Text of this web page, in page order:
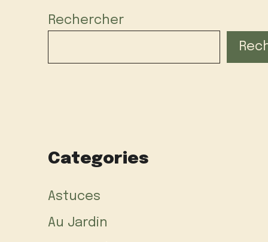
Rechercher
Categories
Astuces
Au Jardin